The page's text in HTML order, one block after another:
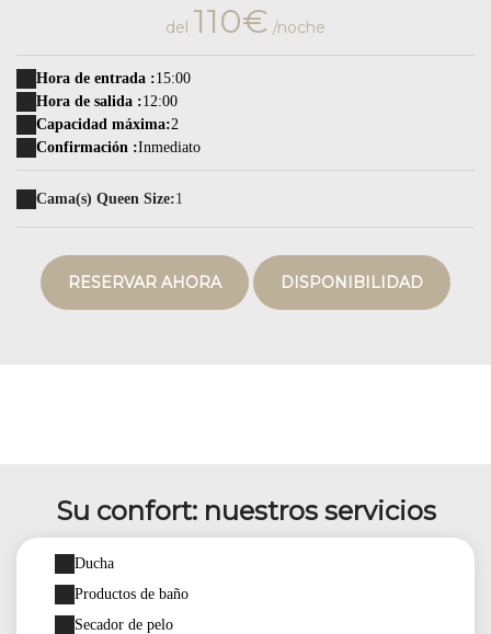
del 110€ /noche
Hora de entrada :15:00
Hora de salida :12:00
Capacidad máxima:2
Confirmación :Inmediato
Cama(s) Queen Size:1
RESERVAR AHORA DISPONIBILIDAD
Su confort: nuestros servicios
Ducha
Productos de baño
Secador de pelo